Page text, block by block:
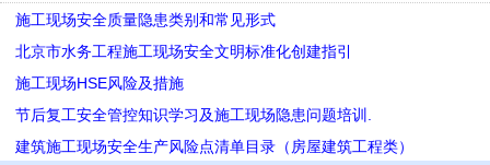
施工现场安全质量隐患类别和常见形式
北京市水务工程施工现场安全文明标准化创建指引
施工现场HSE风险及措施
节后复工安全管控知识学习及施工现场隐患问题培训.
建筑施工现场安全生产风险点清单目录（房屋建筑工程类）